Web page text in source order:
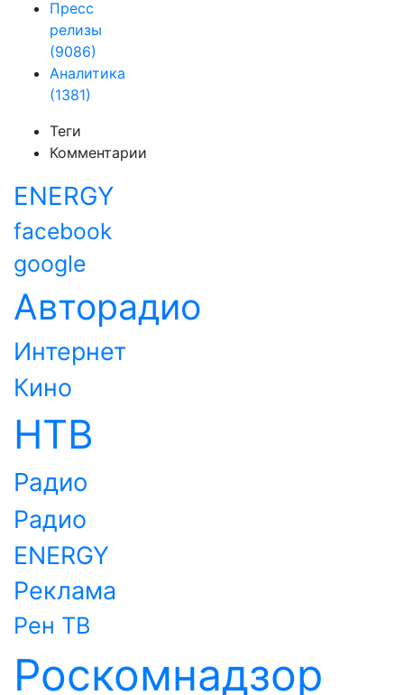
Пресс
релизы
(9086)
Аналитика
(1381)
Теги
Комментарии
ENERGY
facebook
google
Авторадио
Интернет
Кино
НТВ
Радио
Радио
ENERGY
Реклама
Рен ТВ
Роскомнадзор